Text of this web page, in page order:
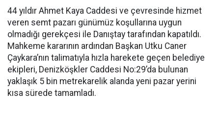
44 yıldır Ahmet Kaya Caddesi ve çevresinde hizmet
veren semt pazarı günümüz koşullarına uygun
olmadığı gerekçesi ile Danıştay tarafından kapatıldı.
Mahkeme kararının ardından Başkan Utku Caner
Çaykara’nın talimatıyla hızla harekete geçen belediye
ekipleri, Denizköşkler Caddesi No:29’da bulunan
yaklaşık 5 bin metrekarelik alanda yeni pazar yerini
kısa sürede tamamladı.